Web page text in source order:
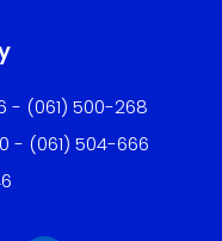
- (061) 500-268
- (061) 504-666